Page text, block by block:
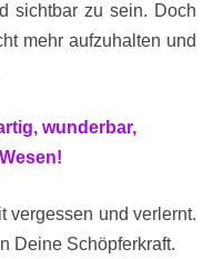
sichtbar zu sein. Doch
mehr aufzuhalten und
wunderbar,
vergessen und verlernt.
Deine Schöpferkraft.